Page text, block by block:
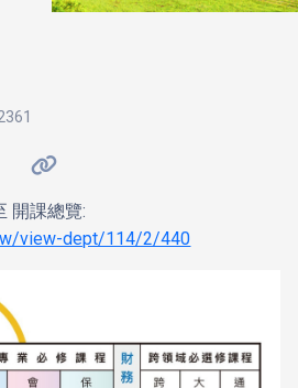
開課總覽:
view-dept/114/2/440